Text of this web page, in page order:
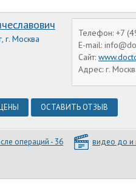
Телефон: +7
E-mail:
Сайт:
Адрес: г.
г. Москва
ОСТАВИТЬ ОТЗЫВ
операций - 36 видео до и